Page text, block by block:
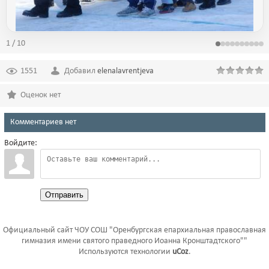
1 / 10
1551 Добавил elenalavrentjeva
Оценок нет
Комментариев нет
Войдите:
Отправить
Официальный сайт ЧОУ СОШ "Оренбургская епархиальная православная
гимназия имени святого праведного Иоанна Кронштадтского""
Используются технологии uCoz.